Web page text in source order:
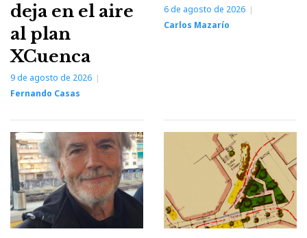
deja en el aire
al plan
XCuenca
9 de agosto de 2026
Fernando Casas
6 de agosto de 2026
Carlos Mazarío